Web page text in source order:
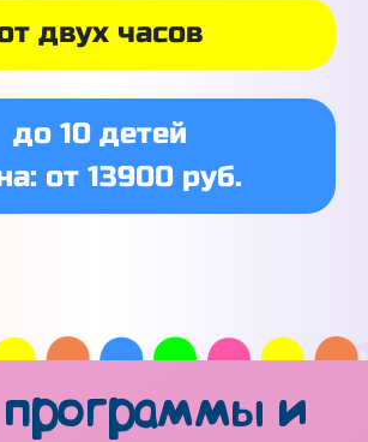
двух часов
до 10 детей
от 13900 руб.
и